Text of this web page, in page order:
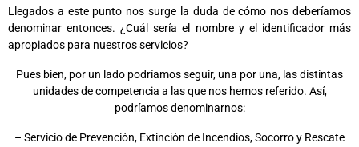
Llegados a este punto nos surge la duda de cómo nos deberíamos
denominar entonces. ¿Cuál sería el nombre y el identificador más
apropiados para nuestros servicios?
Pues bien, por un lado podríamos seguir, una por una, las distintas
unidades de competencia a las que nos hemos referido. Así,
podríamos denominarnos:
– Servicio de Prevención, Extinción de Incendios, Socorro y Rescate